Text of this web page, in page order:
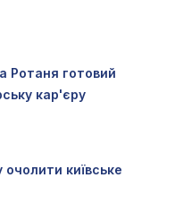
Ротаня готовий
кар'єру
київське